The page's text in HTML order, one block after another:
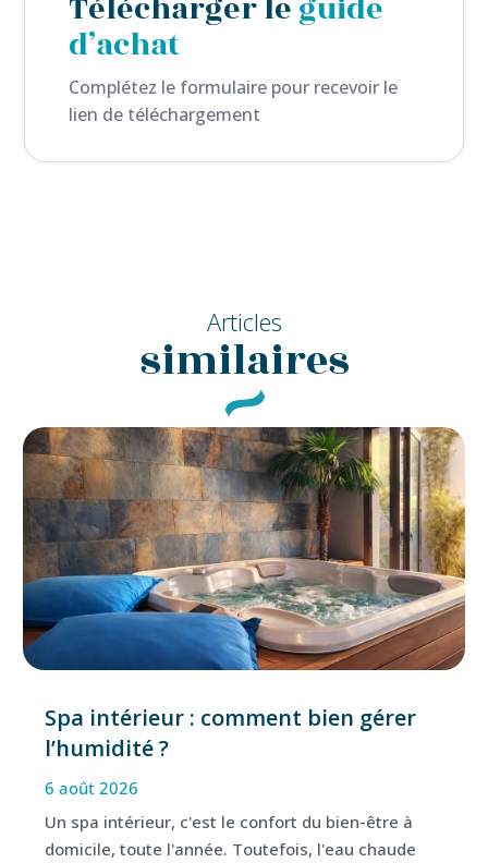
Télécharger leguide
d’achat
Complétez le formulaire pour recevoir le
lien de téléchargement
Articles
similaires
Spa intérieur : comment bien gérer
l’humidité ?
6 août 2026
Un spa intérieur, c'est le confort du bien-être à
domicile, toute l'année. Toutefois, l'eau chaude